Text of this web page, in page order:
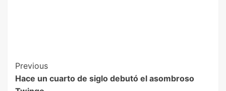
Previous
Hace un cuarto de siglo debutó el asombroso